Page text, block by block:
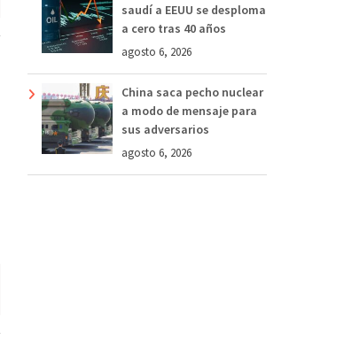
saudí a EEUU se desploma
a cero tras 40 años
agosto 6, 2026
China saca pecho nuclear
a modo de mensaje para
sus adversarios
agosto 6, 2026